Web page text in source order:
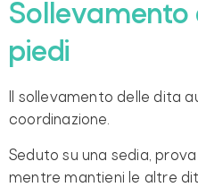
Sollevamento
piedi
Il sollevamento delle dita
coordinazione.
Seduto su una sedia,
mentre mantieni le altre